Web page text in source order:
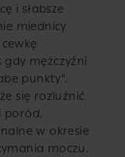
i słabsze
miednicy
mężczyźni
punkty”.
się rozluźnić
poród,
w okresie
moczu.